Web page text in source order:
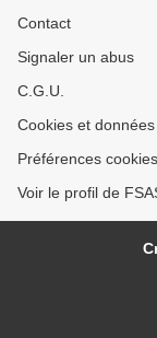
Contact
Signaler un abus
C.G.U.
Cookies et
Préférences cookies
Voir le profil de